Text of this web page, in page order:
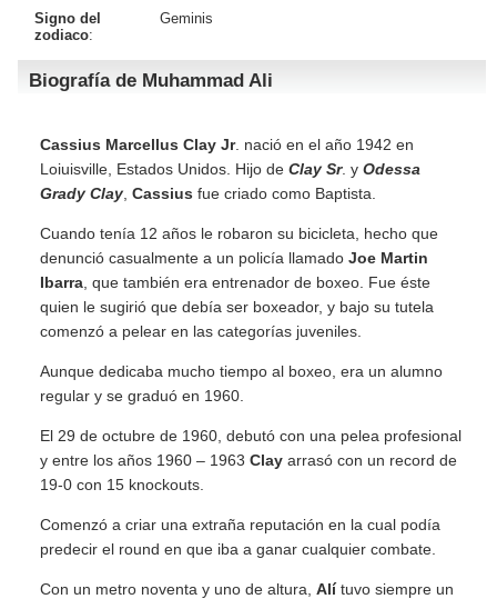
Signo del
zodiaco:
Geminis
Biografía de Muhammad Ali
Cassius Marcellus Clay Jr. nació en el año 1942 en
Loiuisville, Estados Unidos. Hijo de Clay Sr. y Odessa
Grady Clay Cassius fue criado como Baptista.
Cuando tenía 12 años le robaron su bicicleta, hecho que
denunció casualmente a un policía llamado Joe Martin
Ibarra , que también era entrenador de boxeo. Fue éste
quien le sugirió que debía ser boxeador, y bajo su tutela
comenzó a pelear en las categorías juveniles.
Aunque dedicaba mucho tiempo al boxeo, era un alumno
regular y se graduó en 1960.
El 29 de octubre de 1960, debutó con una pelea profesional
y entre los años 1960 – 1963 Clay arrasó con un record de
19-0 con 15 knockouts.
Comenzó a criar una extraña reputación en la cual podía
predecir el round en que iba a ganar cualquier combate.
Con un metro noventa y uno de altura, Alítuvo siempre un